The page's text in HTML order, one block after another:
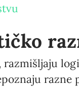
razmišljaju
razne